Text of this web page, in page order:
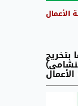
الأعمال
بتخريج